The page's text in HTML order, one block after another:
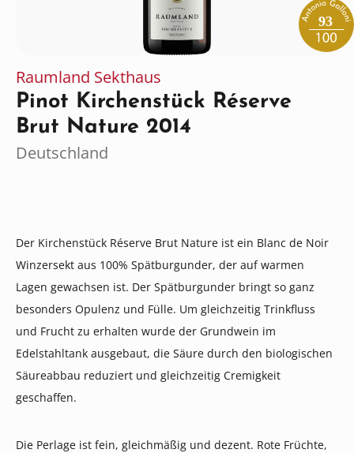
93
Raumland Sekthaus
Pinot Kirchenstück Réserve
Brut Nature 2014
Deutschland
Der Kirchenstück Réserve Brut Nature ist ein Blanc de Noir
Winzersekt aus 100% Spätburgunder, der auf warmen
Lagen gewachsen ist. Der Spätburgunder bringt so ganz
besonders Opulenz und Fülle. Um gleichzeitig Trinkfluss
und Frucht zu erhalten wurde der Grundwein im
Edelstahltank ausgebaut, die Säure durch den biologischen
Säureabbau reduziert und gleichzeitig Cremigkeit
geschaffen.
Die Perlage ist fein, gleichmäßig und dezent. Rote Früchte,